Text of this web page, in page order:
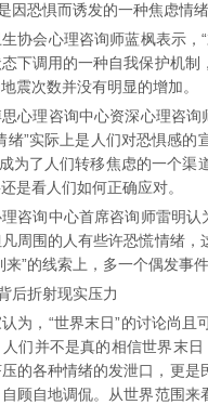
恐惧而诱发的一种焦虑情绪
会心理咨询师蓝枫表示，“
下调用的一种自我保护机
震次数并没有明显的增加。
理咨询中心资深心理咨询
绪”实际上是人们对恐惧感
为了人们转移焦虑的一个
是看人们如何正确应对。
询中心首席咨询师雷明认
周围的人有些许恐慌情绪
”的线索上，多一个偶发事
折射现实压力
，“世界末日”的讨论尚且
们并不是真的相信世界末
的各种情绪的发泄口，更
顾自地调侃。从世界范围